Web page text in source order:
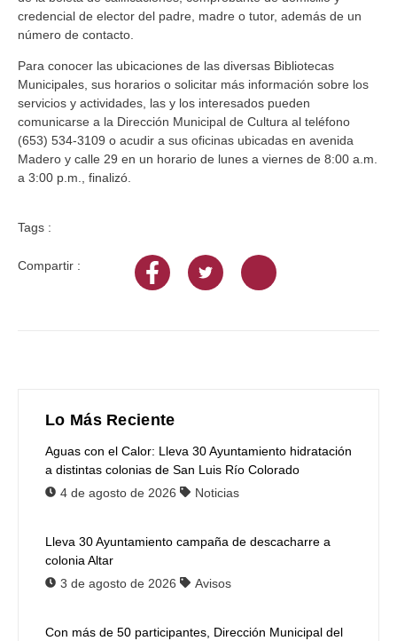
credencial de elector del padre, madre o tutor, además de un
número de contacto.
Para conocer las ubicaciones de las diversas Bibliotecas
Municipales, sus horarios o solicitar más información sobre los
servicios y actividades, las y los interesados pueden
comunicarse a la Dirección Municipal de Cultura al teléfono
(653) 534-3109 o acudir a sus oficinas ubicadas en avenida
Madero y calle 29 en un horario de lunes a viernes de 8:00 a.m.
a 3:00 p.m., finalizó.
Tags :
Compartir :
Lo Más Reciente
Aguas con el Calor: Lleva 30 Ayuntamiento hidratación
a distintas colonias de San Luis Río Colorado
4 de agosto de 2026
Noticias
Lleva 30 Ayuntamiento campaña de descacharre a
colonia Altar
3 de agosto de 2026
Avisos
Con más de 50 participantes, Dirección Municipal del